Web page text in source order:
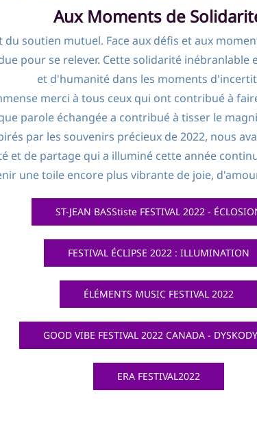
Aux Moments de
soutien mutuel. Face aux défis et aux
pour se relever. Cette solidarité
et d'humanité dans les moments
merci à tous ceux qui ont contribué à
parole échangée a contribué à tisser le
par les souvenirs précieux de 2022, nous
et de partage qui a illuminé cette année
une toile encore plus vibrante de joie,
ST-JEAN BASStiste FESTIVAL 2022 -
FESTIVAL ÉCLIPSE 2022 : ILLUMINATION
ÉLÉMENTS MUSIC FESTIVAL 2022
GOOD VIBE FESTIVAL 2022 CANADA -
ERA FESTIVAL2022